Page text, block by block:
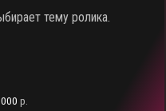
тему ролика.
р.